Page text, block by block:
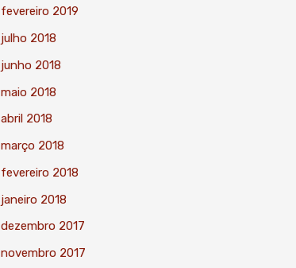
fevereiro 2019
julho 2018
junho 2018
maio 2018
abril 2018
março 2018
fevereiro 2018
janeiro 2018
dezembro 2017
novembro 2017